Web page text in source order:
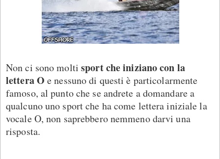
Non ci sono moltisport che iniziano con la
lettera O e nessuno di questi è particolarmente
famoso, al punto che se andrete a domandare a
qualcuno uno sport che ha come lettera iniziale la
vocale O, non saprebbero nemmeno darvi una
risposta.